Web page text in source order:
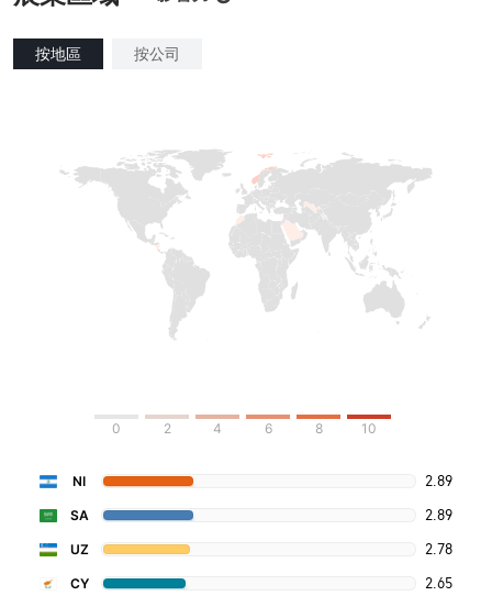
按地區 按公司
0 2 4 6 8 10
NI 2.89
SA 2.89
UZ 2.78
CY 2.65